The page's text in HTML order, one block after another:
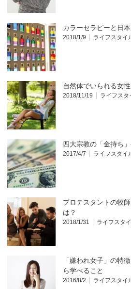
カラーセラピーと日本
2018/1/9 ライフスタイ
自然体でいられる女
2018/11/19 ライフスタ
四大宗教の「金持ち
2017/4/7 ライフスタイ
プロテスタントの牧
は？
2018/1/31 ライフスタ
「嫌われ女子」の特
ら学べること
2016/8/2 ライフスタイ